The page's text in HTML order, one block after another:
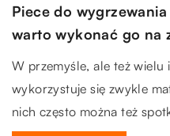
Piece do
warto wykonać go na
W przemyśle, ale też
wykorzystuje się zwykle
nich często można też